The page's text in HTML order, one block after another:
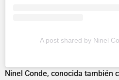
A post shared by Ninel
Ninel Conde, conocida también